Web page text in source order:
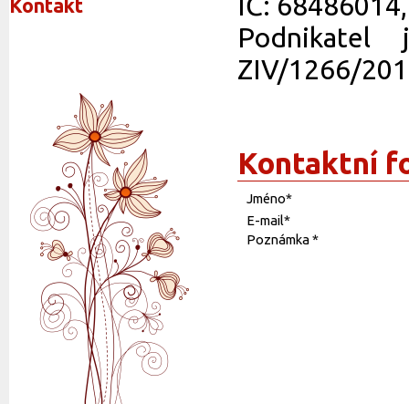
Kontakt
ZIV/1266/
Kontaktní
Jméno*
E-mail*
Poznámka*